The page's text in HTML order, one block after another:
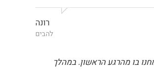
רונה
להבים
בו מהרגע הראשון. במהלך